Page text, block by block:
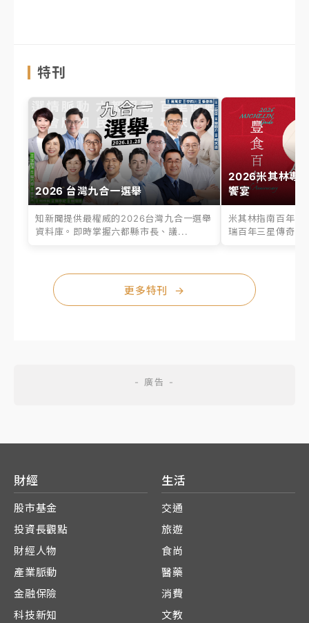
特刊
2026 台灣九合一選舉
知新聞提供最權威的2026台灣九合一選舉
資料庫。即時掌握六都縣市長、議...
2026米其林專
饗宴
米其林指南百年之
瑞百年三星傳奇、
更多特刊 →
財經
股市基金
投資長觀點
財經人物
產業脈動
金融保險
科技新知
生活
交通
旅遊
食尚
醫藥
消費
文教